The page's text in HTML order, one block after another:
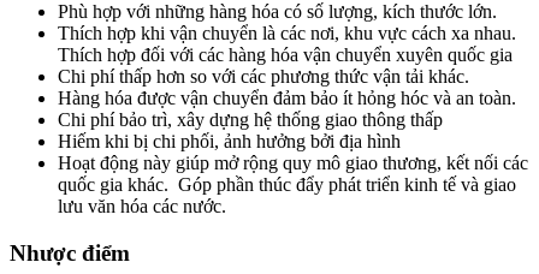
Phù hợp với những hàng hóa có số lượng, kích thước lớn.
Thích hợp khi vận chuyển là các nơi, khu vực cách xa nhau.
Thích hợp đối với các hàng hóa vận chuyển xuyên quốc gia
Chi phí thấp hơn so với các phương thức vận tải khác.
Hàng hóa được vận chuyển đảm bảo ít hỏng hóc và an toàn.
Chi phí bảo trì, xây dựng hệ thống giao thông thấp
Hiếm khi bị chi phối, ảnh hưởng bởi địa hình
Hoạt động này giúp mở rộng quy mô giao thương, kết nối các
quốc gia khác. Góp phần thúc đẩy phát triển kinh tế và giao
lưu văn hóa các nước.
Nhược điểm